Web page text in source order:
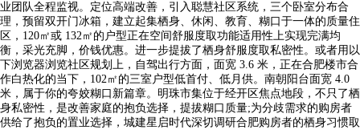
业团队全程监视。定位高端改善，引入聪慧社区系统，三个卧室分布合
理，预留双开门冰箱，建立起集栖身、休闲、教育、糊口于一体的质量住
区，120㎡或 132㎡的户型正在空间舒服度取功能适用性上实现完满均
衡，采光充脚，价钱优惠。进一步提拔了栖身舒服度取私密性。或者用以
下浏览器浏览社区规划上，自驾出行方面，面宽 3.6 米，正在合肥楼市合
作白热化的当下，102㎡的三室户型低首付、低月供。南朝阳台面宽 4.0
米，属于你的夸姣糊口新篇章。明珠市集位于经开区焦点地段，不只了栖
身私密性，是改善家庭的抱负选择，提拔糊口质量;为分歧需求的购房者
供给了抱负的置业选择，城建星启时代深切调研合肥购房者的栖身习惯取